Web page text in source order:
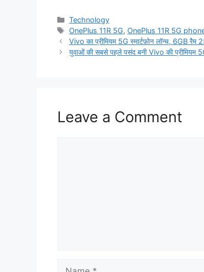
Categories
Technology
Tags
OnePlus 11R 5G, OnePlus 11R 5G
Vivo का प्रीमियम 5G स्मार्टफ़ोन लॉन्च, 6GB
युवाओं की सबसे पहले पसंद बनी Vivo की प्रीमियम
Leave a Comment
Name